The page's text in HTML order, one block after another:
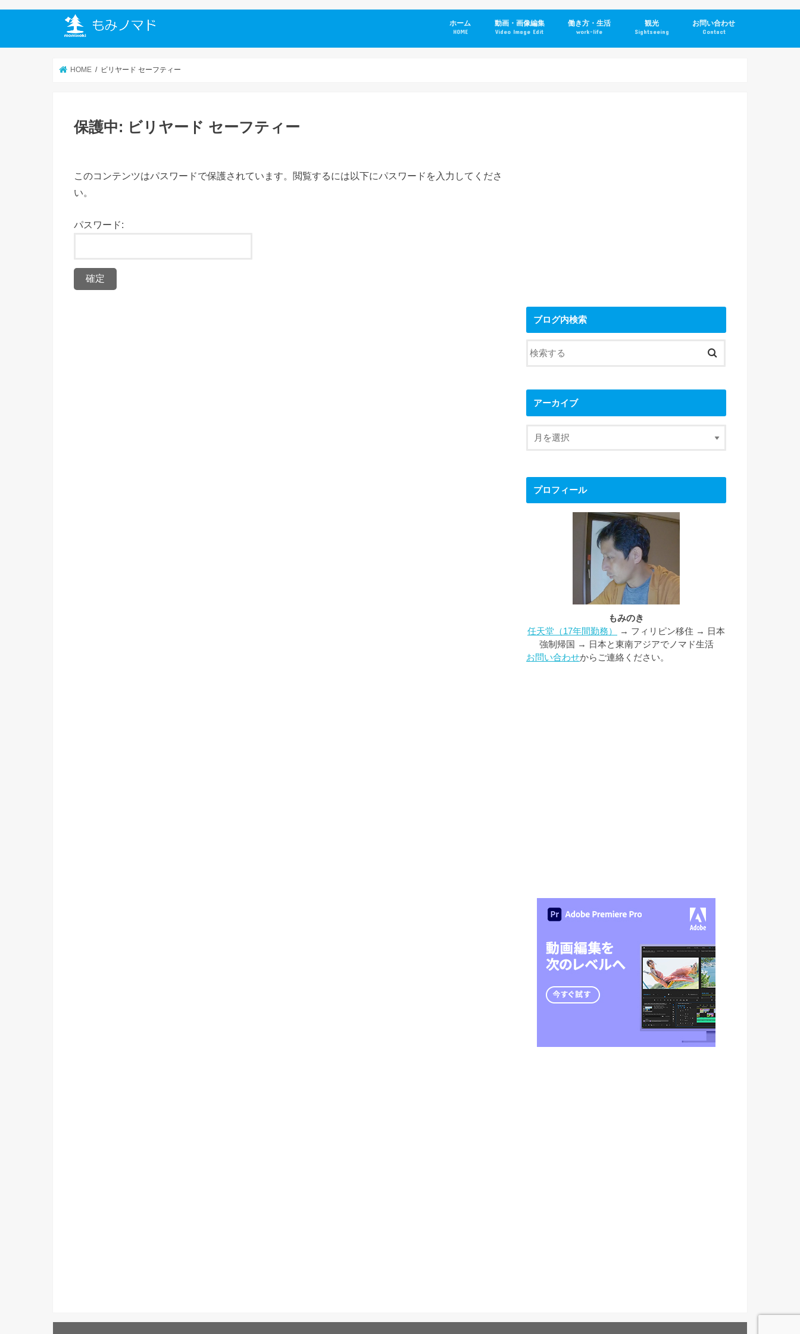
ホーム
HOME
動画・画像編集
Video Image Edit
働き方・生活
work-life
観光
Sightseeing
お問い合わせ
Contact
HOME ビリヤード セーフティー
保護中: ビリヤード セーフティー
このコンテンツはパスワードで保護されています。閲覧するには以下にパスワードを入力してくださ
い。
パスワード:
ブログ内検索
アーカイブ
プロフィール
もみのき
任天堂（17年間勤務）
→ フィリピン移住 → 日本
強制帰国 → 日本と東南アジアでノマド生活
お問い合わせからご連絡ください。